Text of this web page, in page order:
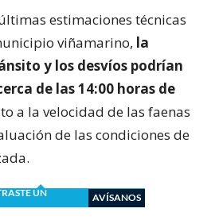
estimaciones técnicas
viñamarino, la
y los desvíos podrían
de las 14:00 horas de
a la velocidad de las faenas
de las condiciones de
UN
AVÍSANOS